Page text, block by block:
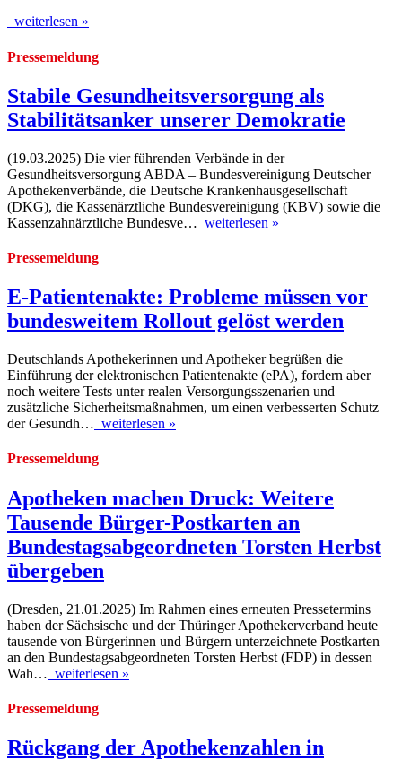
weiterlesen »
Pressemeldung
Stabile Gesundheitsversorgung als
Stabilitätsanker unserer Demokratie
(19.03.2025) Die vier führenden Verbände in der
Gesundheitsversorgung ABDA – Bundesvereinigung Deutscher
Apothekenverbände, die Deutsche Krankenhausgesellschaft
(DKG), die Kassenärztliche Bundesvereinigung (KBV) sowie die
Kassenzahnärztliche Bundesve… weiterlesen »
Pressemeldung
E-Patientenakte: Probleme müssen vor
bundesweitem Rollout gelöst werden
Deutschlands Apothekerinnen und Apotheker begrüßen die
Einführung der elektronischen Patientenakte (ePA), fordern aber
noch weitere Tests unter realen Versorgungsszenarien und
zusätzliche Sicherheitsmaßnahmen, um einen verbesserten Schutz
der Gesundh… weiterlesen »
Pressemeldung
Apotheken machen Druck: Weitere
Tausende Bürger-Postkarten an
Bundestagsabgeordneten Torsten Herbst
übergeben
(Dresden, 21.01.2025) Im Rahmen eines erneuten Pressetermins
haben der Sächsische und der Thüringer Apothekerverband heute
tausende von Bürgerinnen und Bürgern unterzeichnete Postkarten
an den Bundestagsabgeordneten Torsten Herbst (FDP) in dessen
Wah… weiterlesen »
Pressemeldung
Rückgang der Apothekenzahlen in